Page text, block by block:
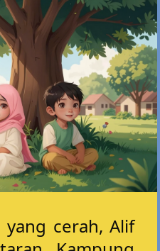
cerah, Alif